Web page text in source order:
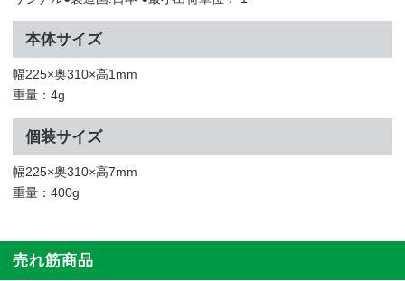
本体サイズ
幅225×奥310×高1mm
重量：4g
個装サイズ
幅225×奥310×高7mm
重量：400g
売れ筋商品